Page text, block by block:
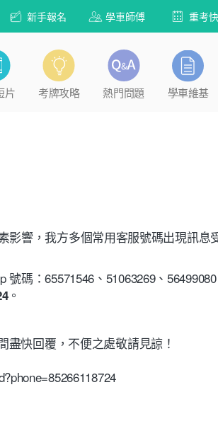
重考
學車師傅
新手報名
片 考牌攻略 熱門問題 學車維基
影響，我方多個常用客服號碼出現訊息
碼：65571546、51063269、
。
盡快回覆，不便之處敬請見諒！